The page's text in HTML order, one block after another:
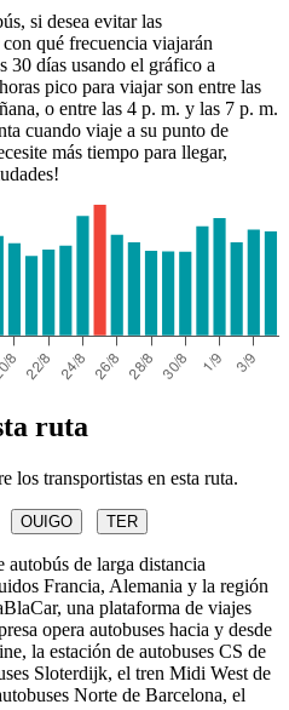
si desea evitar las
qué frecuencia viajarán
30 días usando el gráfico a
pico para viajar son entre las
o entre las 4 p. m. y las 7 p. m.
cuando viaje a su punto de
más tiempo para llegar,
ruta
los transportistas en esta ruta.
OUIGO TER
de larga distancia
Francia, Alemania y la región
una plataforma de viajes
opera autobuses hacia y desde
la estación de autobuses CS de
Sloterdijk, el tren Midi West de
Norte de Barcelona, ​​el